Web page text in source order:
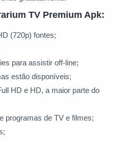
TV Premium Apk:
(720p) fontes;
para assistir off-line;
estão disponíveis;
HD e HD, a maior parte do
programas de TV e filmes;